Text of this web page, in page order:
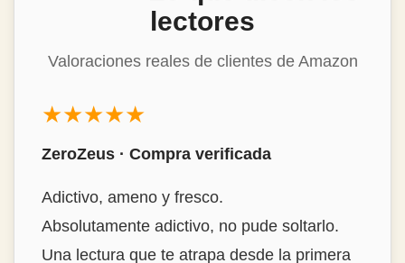
lectores
Valoraciones reales de clientes de Amazon
★★★★★
ZeroZeus · Compra verificada
Adictivo, ameno y fresco.
Absolutamente adictivo, no pude soltarlo.
Una lectura que te atrapa desde la primera